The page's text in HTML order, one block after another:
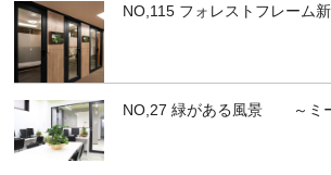
NO,115 フォレストフレーム
NO,27 緑がある風景 ～ミ